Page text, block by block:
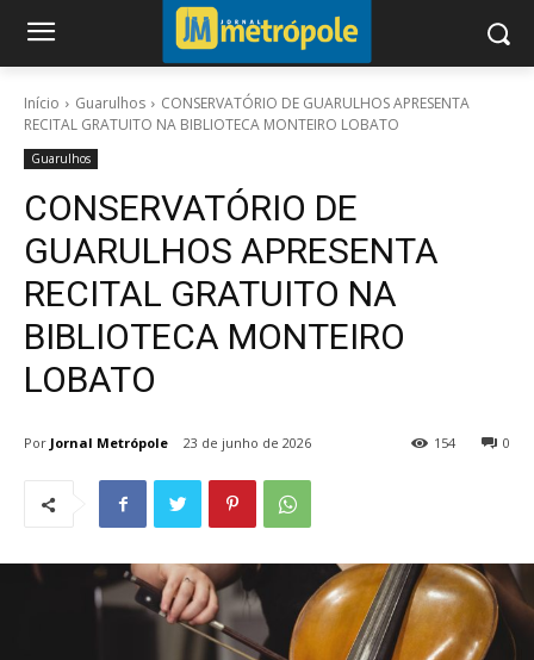
Início Guarulhos
CONSERVATÓRIO DE GUARULHOS APRESENTA
RECITAL GRATUITO NA BIBLIOTECA MONTEIRO LOBATO
Guarulhos
CONSERVATÓRIO DE
GUARULHOS APRESENTA
RECITAL GRATUITO NA
BIBLIOTECA MONTEIRO
LOBATO
Por Jornal Metrópole 23 de junho de 2026 0
154